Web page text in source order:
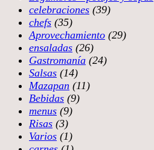
celebraciones (39)
chefs (35)
Aprovechamiento (29)
ensaladas (26)
Gastromanía (24)
Salsas (14)
Mazapan (11)
Bebidas (9)
menus (9)
Risas (3)
Varios (1)